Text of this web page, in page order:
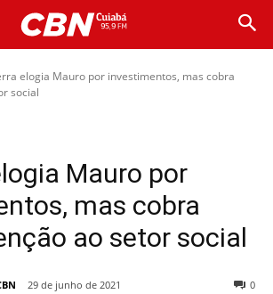
elogia Mauro por investimentos, mas cobra
social
Mauro por
mas cobra
ao setor social
29 de junho de 2021 0